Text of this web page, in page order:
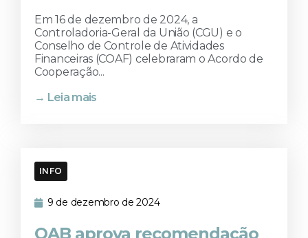
Em 16 de dezembro de 2024, a
Controladoria-Geral da União (CGU) e o
Conselho de Controle de Atividades
Financeiras (COAF) celebraram o Acordo de
Cooperação...
→ Leia mais
INFO
9 de dezembro de 2024
OAB aprova recomendação